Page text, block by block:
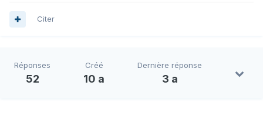
Citer
Réponses
52
Créé
10 a
Dernière réponse
3 a